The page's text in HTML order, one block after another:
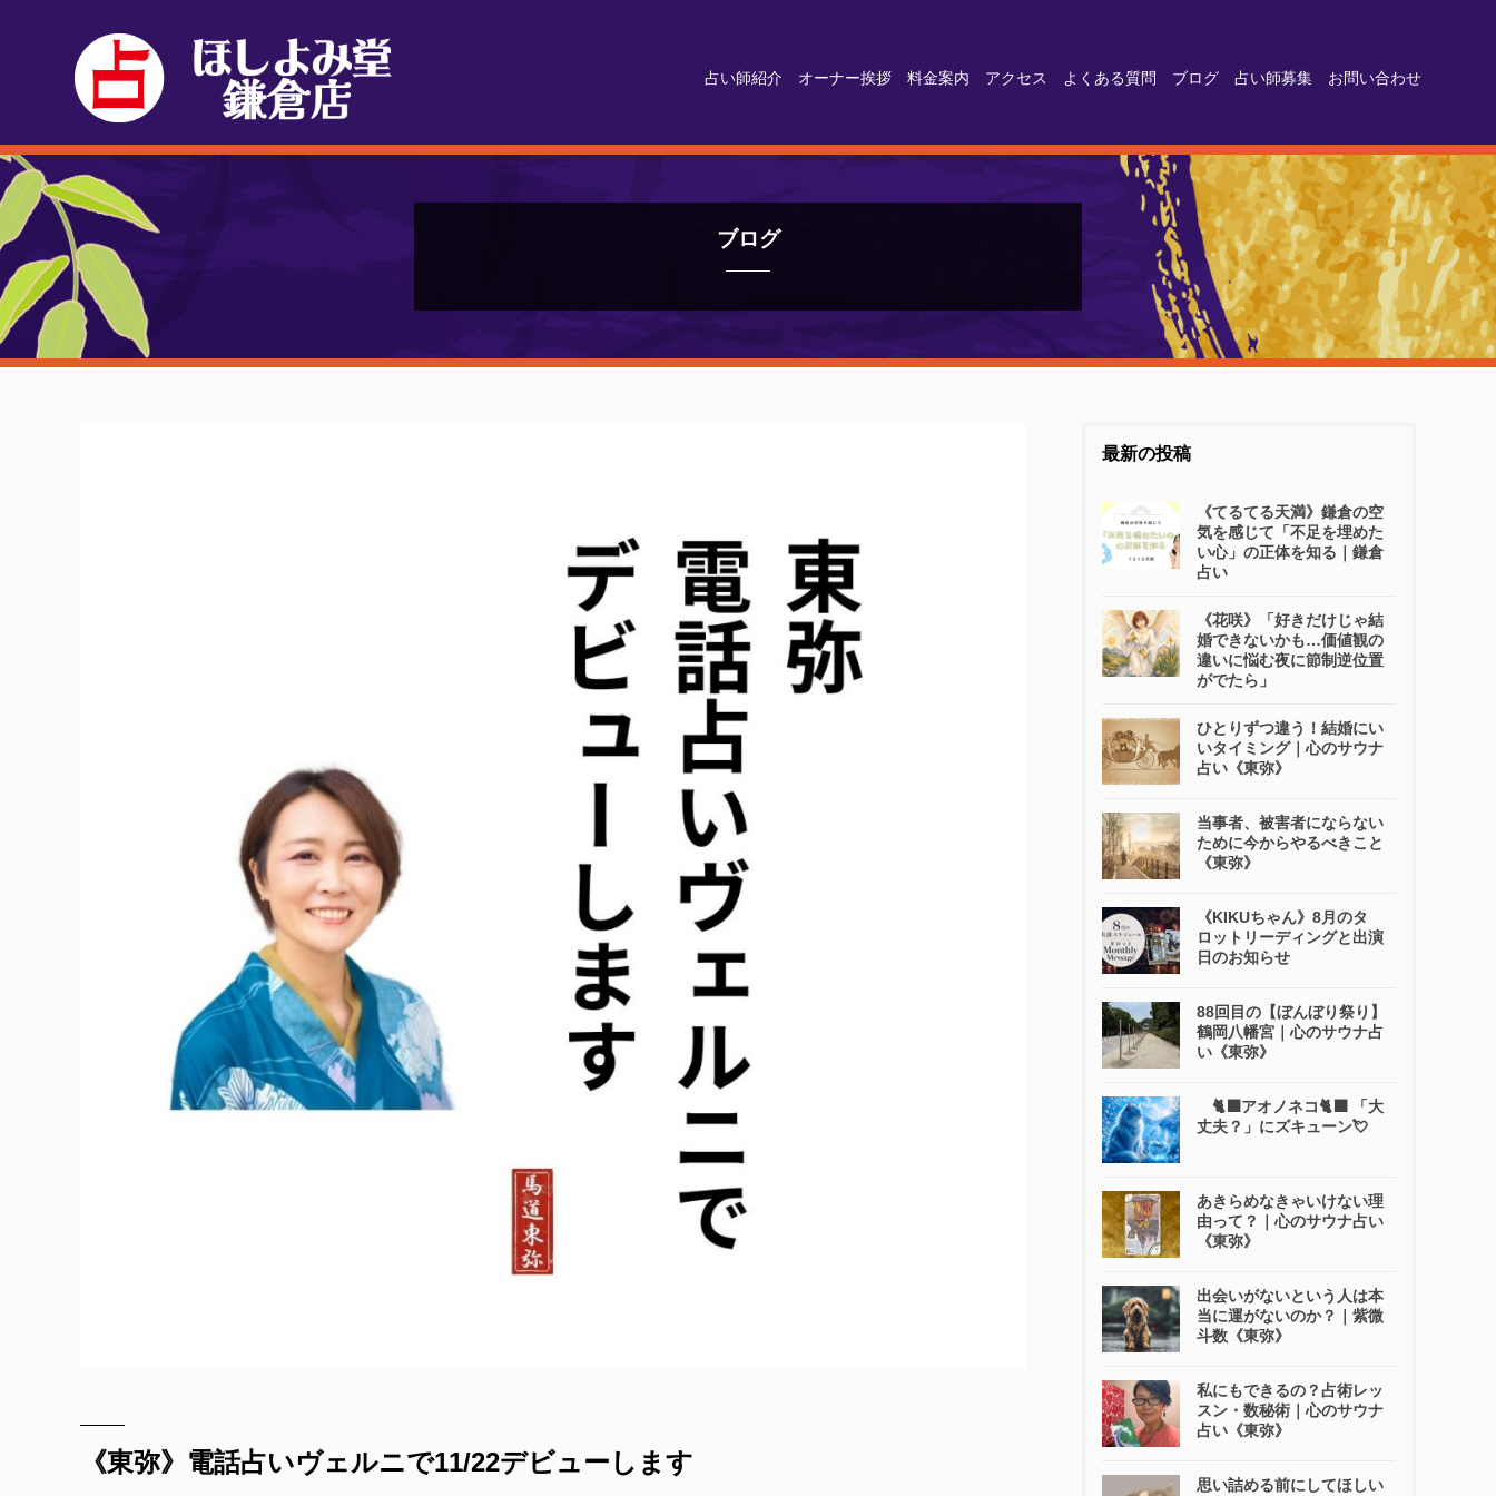
占い師紹介 オーナー挨拶 料金案内 アクセス よくある質問 ブログ 占い師募集 お問い合わせ
ブログ
《東弥》電話占いヴェルニで11/22デビューします
最新の投稿
《てるてる天満》鎌倉の空
気を感じて「不足を埋めた
い心」の正体を知る｜鎌倉
占い
《花咲》「好きだけじゃ結
婚できないかも…価値観の
違いに悩む夜に節制逆位置
がでたら」
ひとりずつ違う！結婚にい
いタイミング｜心のサウナ
占い《東弥》
当事者、被害者にならない
ために今からやるべきこと
《東弥》
《KIKUちゃん》8月のタ
ロットリーディングと出演
日のお知らせ
88回目の【ぼんぼり祭り】
鶴岡八幡宮｜心のサウナ占
い《東弥》
🐈‍⬛アオノネコ🐈‍⬛ 「大
丈夫？」にズキューン💘
あきらめなきゃいけない理
由って？｜心のサウナ占い
《東弥》
出会いがないという人は本
当に運がないのか？｜紫微
斗数《東弥》
私にもできるの？占術レッ
スン・数秘術｜心のサウナ
占い《東弥》
思い詰める前にしてほしい